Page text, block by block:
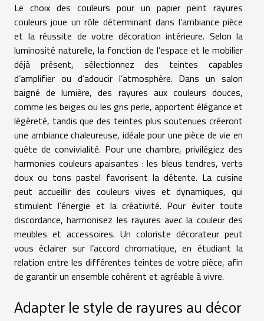
Le choix des couleurs pour un papier peint rayures
couleurs joue un rôle déterminant dans l’ambiance pièce
et la réussite de votre décoration intérieure. Selon la
luminosité naturelle, la fonction de l’espace et le mobilier
déjà présent, sélectionnez des teintes capables
d’amplifier ou d’adoucir l’atmosphère. Dans un salon
baigné de lumière, des rayures aux couleurs douces,
comme les beiges ou les gris perle, apportent élégance et
légèreté, tandis que des teintes plus soutenues créeront
une ambiance chaleureuse, idéale pour une pièce de vie en
quête de convivialité. Pour une chambre, privilégiez des
harmonies couleurs apaisantes : les bleus tendres, verts
doux ou tons pastel favorisent la détente. La cuisine
peut accueillir des couleurs vives et dynamiques, qui
stimulent l’énergie et la créativité. Pour éviter toute
discordance, harmonisez les rayures avec la couleur des
meubles et accessoires. Un coloriste décorateur peut
vous éclairer sur l’accord chromatique, en étudiant la
relation entre les différentes teintes de votre pièce, afin
de garantir un ensemble cohérent et agréable à vivre.
Adapter le style de rayures au décor